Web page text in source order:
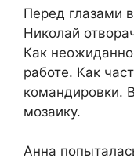
Перед глазами
Николай
Как
работе. Как
командировки.
мозаику.
Анна